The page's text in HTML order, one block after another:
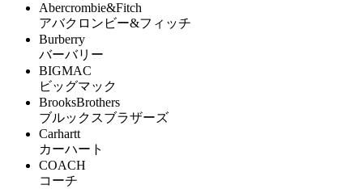
Abercrombie&Fitch
アバクロンビー&フィッチ
Burberry
バーバリー
BIGMAC
ビッグマック
BrooksBrothers
ブルックスブラザーズ
Carhartt
カーハート
COACH
コーチ